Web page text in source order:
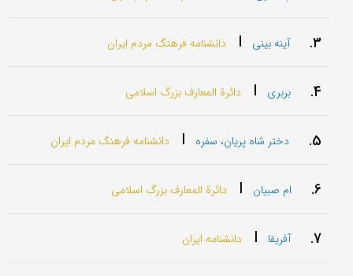
3. آینه بینی | دانشنامه فرهنگ مردم ایران
4. بربری | دائرة المعارف بزرگ اسلامی
5. دختر شاه پریان، سفره | دانشنامه فرهنگ مردم ایران
6. ام صبیان | دائرة المعارف بزرگ اسلامی
7. آفریقا | دانشنامه ایران